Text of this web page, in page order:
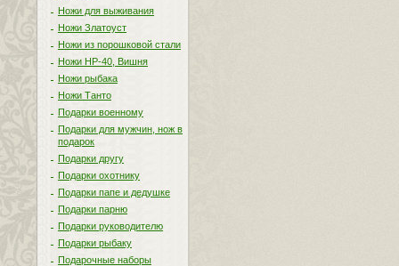
Ножи для выживания
Ножи Златоуст
Ножи из порошковой стали
Ножи НР-40, Вишня
Ножи рыбака
Ножи Танто
Подарки военному
Подарки для мужчин, нож в
подарок
Подарки другу
Подарки охотнику
Подарки папе и дедушке
Подарки парню
Подарки руководителю
Подарки рыбаку
Подарочные наборы